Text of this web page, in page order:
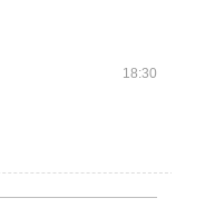
18:30